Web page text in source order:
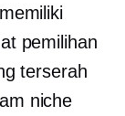
pemilihan
terserah
niche